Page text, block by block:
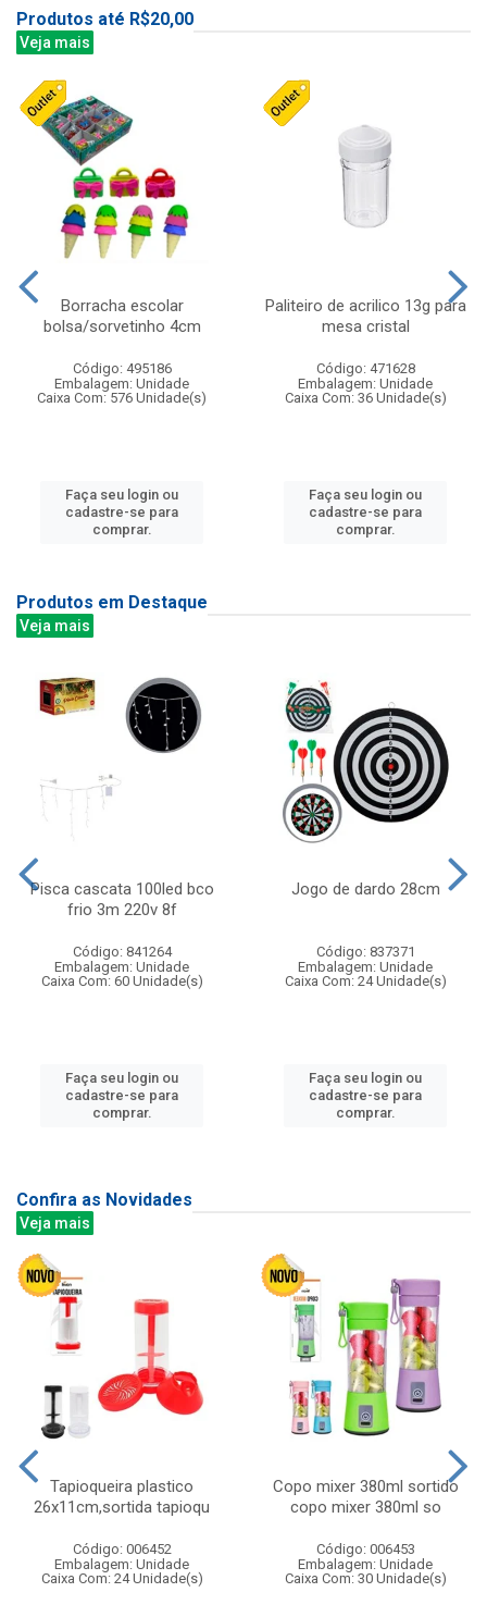
Produtos até R$20,00
Veja mais
Borracha escolar
bolsa/sorvetinho 4cm
Código: 495186
Embalagem: Unidade
Caixa Com: 576 Unidade(s)
Faça seu login ou
cadastre-se para
comprar.
Paliteiro de acrilico 13g para
mesa cristal
Código: 471628
Embalagem: Unidade
Caixa Com: 36 Unidade(s)
Faça seu login ou
cadastre-se para
comprar.
Produtos em Destaque
Veja mais
Pisca cascata 100led bco
frio 3m 220v 8f
Código: 841264
Embalagem: Unidade
Caixa Com: 60 Unidade(s)
Faça seu login ou
cadastre-se para
comprar.
Jogo de dardo 28cm
Código: 837371
Embalagem: Unidade
Caixa Com: 24 Unidade(s)
Faça seu login ou
cadastre-se para
comprar.
Confira as Novidades
Veja mais
Tapioqueira plastico
26x11cm,sortida tapioqu
Código: 006452
Embalagem: Unidade
Caixa Com: 24 Unidade(s)
Copo mixer 380ml sortido
copo mixer 380ml so
Código: 006453
Embalagem: Unidade
Caixa Com: 30 Unidade(s)